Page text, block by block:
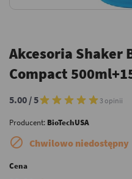
Akcesoria Shaker
Compact
5.00 / 5 3 opinii
Producent: BioTechUSA
 Chwilowo niedostępny
Cena